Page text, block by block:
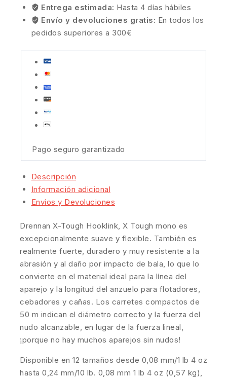
Entrega estimada: Hasta 4 días hábiles
Envío y devoluciones gratis: En todos los
pedidos superiores a 300€
Pago seguro garantizado
Descripción
Información adicional
Envíos y Devoluciones
Drennan X-Tough Hooklink, X Tough mono es
excepcionalmente suave y flexible. También es
realmente fuerte, duradero y muy resistente a la
abrasión y al daño por impacto de bala, lo que lo
convierte en el material ideal para la línea del
aparejo y la longitud del anzuelo para flotadores,
cebadores y cañas. Los carretes compactos de
50 m indican el diámetro correcto y la fuerza del
nudo alcanzable, en lugar de la fuerza lineal,
¡porque no hay muchos aparejos sin nudos!
Disponible en 12 tamaños desde 0,08 mm/1 lb 4 oz
hasta 0,24 mm/10 lb. 0,08 mm 1 lb 4 oz (0,57 kg),